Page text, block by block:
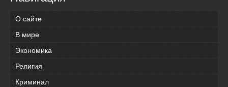
О сайте
В мире
Экономика
Религия
Криминал